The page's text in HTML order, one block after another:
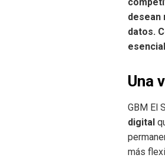
desean
datos.
Una
GBM El
digital
más